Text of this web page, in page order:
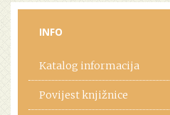
INFO
Katalog informacija
Povijest knjižnice